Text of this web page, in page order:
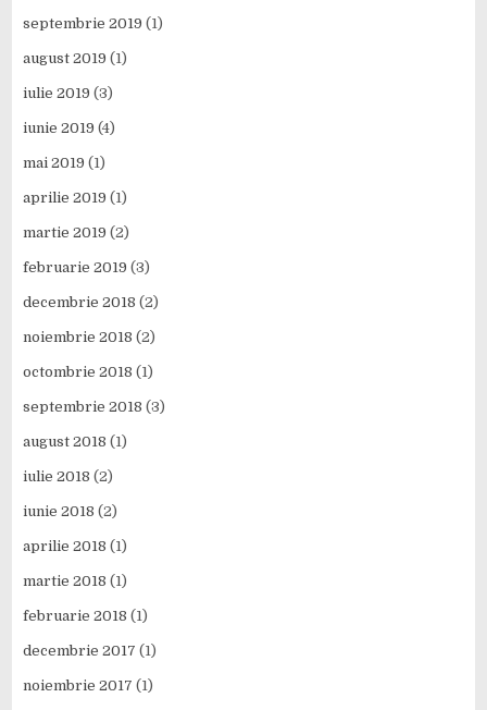
septembrie 2019 (1)
august 2019 (1)
iulie 2019 (3)
iunie 2019 (4)
mai 2019 (1)
aprilie 2019 (1)
martie 2019 (2)
februarie 2019 (3)
decembrie 2018 (2)
noiembrie 2018 (2)
octombrie 2018 (1)
septembrie 2018 (3)
august 2018 (1)
iulie 2018 (2)
iunie 2018 (2)
aprilie 2018 (1)
martie 2018 (1)
februarie 2018 (1)
decembrie 2017 (1)
noiembrie 2017 (1)